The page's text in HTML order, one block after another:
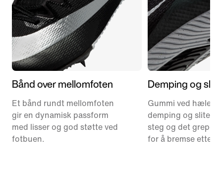
Bånd over mellomfoten
Et bånd rundt mellomfoten
gir en dynamisk passform
med lisser og god støtte ved
fotbuen.
Demping og
Gummi ved hælen
demping og
steg og det grepet
for å bremse etter